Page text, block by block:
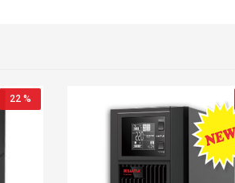
22 %